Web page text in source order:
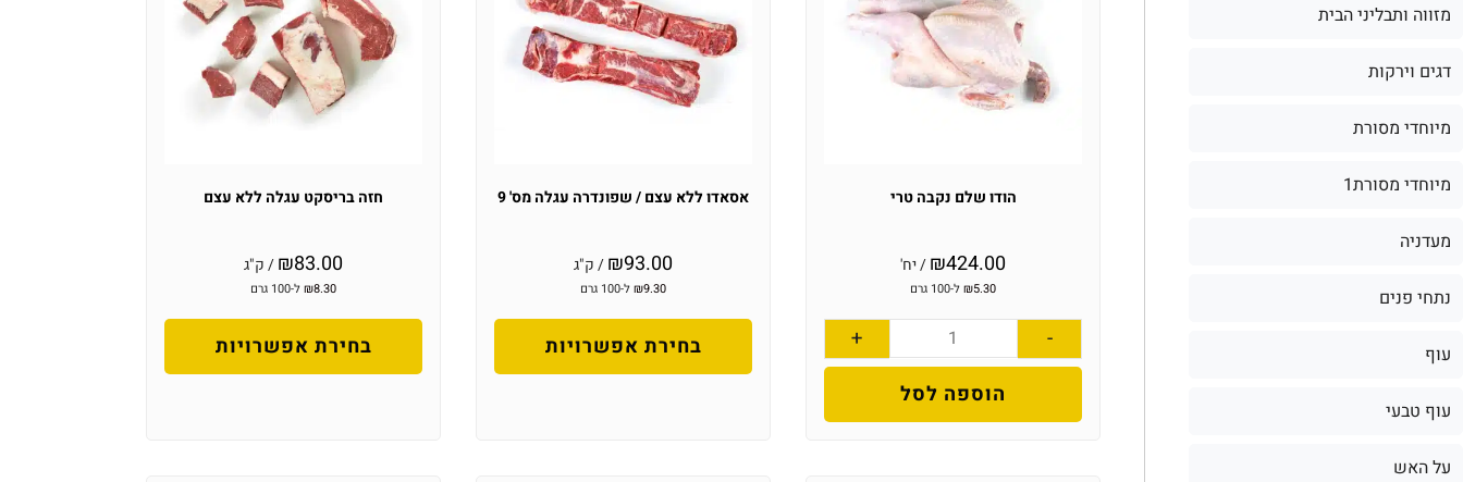
מזווה ותבליני הבית
דגים וירקות
מיוחדי מסורת
מיוחדי מסורת1
מעדניה
נתחי פנים
עוף
עוף טבעי
על האש
הודו שלם נקבה טרי
₪424.00 / יח'
₪5.30 ל-100 גרם
-
+
הוספה לסל
אסאדו ללא עצם / שפונדרה עגלה מס' 9
₪93.00 / ק"ג
₪9.30 ל-100 גרם
בחירת אפשרויות
חזה בריסקט עגלה ללא עצם
₪83.00 / ק"ג
₪8.30 ל-100 גרם
בחירת אפשרויות